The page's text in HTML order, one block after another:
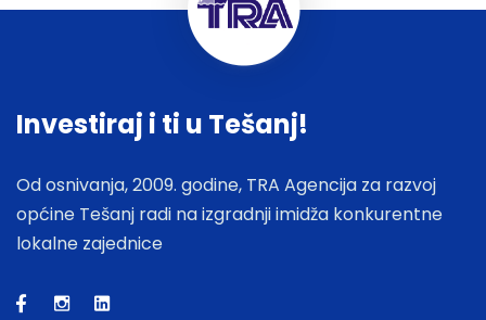
Investiraj i ti u Tešanj!
Od osnivanja, 2009. godine, TRA Agencija za razvoj
općine Tešanj radi na izgradnji imidža konkurentne
lokalne zajednice